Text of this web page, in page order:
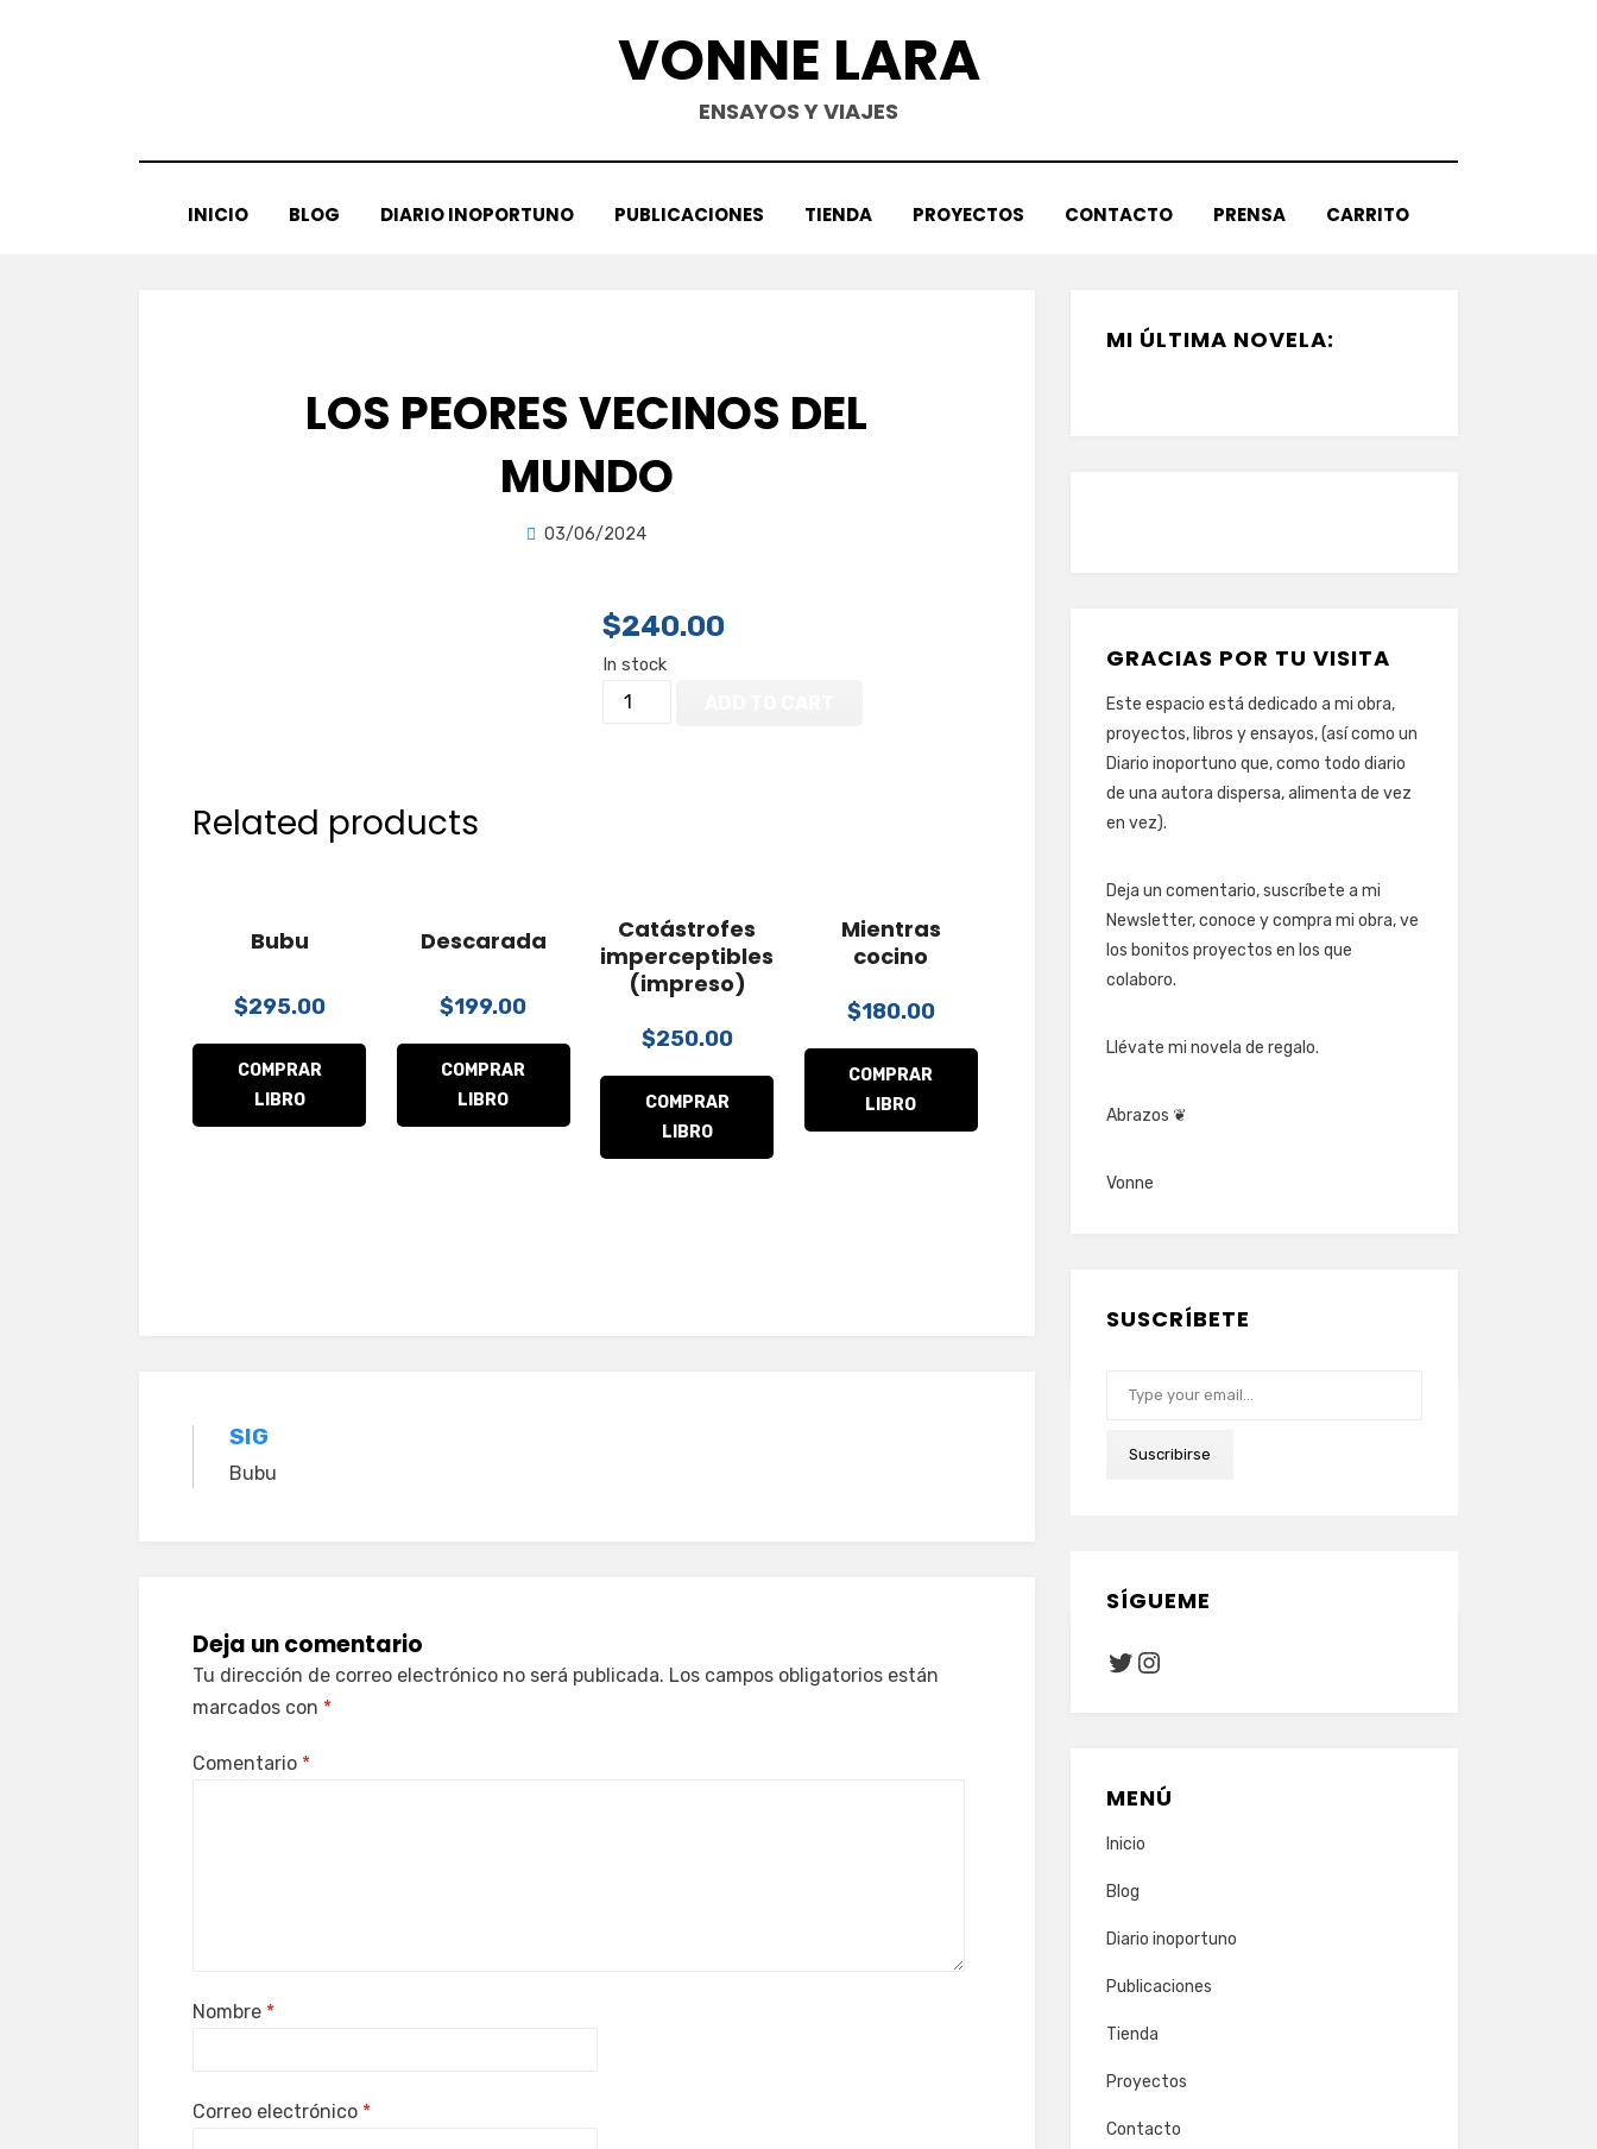
VONNE LARA
ENSAYOS Y VIAJES
INICIO BLOG DIARIO INOPORTUNO PUBLICACIONES TIENDA PROYECTOS CONTACTO PRENSA CARRITO
LOS PEORES VECINOS DEL
MUNDO
porJos Velasco
Publicada
03/06/2024
$240.00
In stock
Los
Related products
Bubu
$295.00
Descarada
$199.00
Catástrofes
imperceptibles
(impreso)
$250.00
Mientras
cocino
$180.00
Navegación
de
SIG
Bubu
Deja un comentario
Tu dirección de correo electrónico no será publicada. Los campos obligatorios están
marcados con *
Comentario *
Nombre *
Correo electrónico *
MI ÚLTIMA NOVELA:
GRACIAS POR TU VISITA
Este espacio está dedicado a mi obra,
proyectos, libros y ensayos, (así como un
Diario inoportuno que, como todo diario
de una autora dispersa, alimenta de vez
en vez).
Deja un comentario, suscríbete a mi
Newsletter, conoce y compra mi obra, ve
los bonitos proyectos en los que
colaboro.
Llévate mi novela de regalo.
Abrazos ❦
Vonne
SUSCRÍBETE
Suscribirse
SÍGUEME
Twitter
Instagram
MENÚ
Inicio
Blog
Diario inoportuno
Publicaciones
Tienda
Proyectos
Contacto